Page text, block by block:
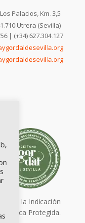
Palacios, Km. 3,5
Utrera (Sevilla)
| (+34) 627.304.127
de la Indicación
Protegida.